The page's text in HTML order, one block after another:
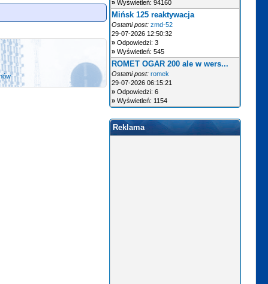
»Wyświetleń: 94160
Mińsk 125 reaktywacja
Ostatni post: zmd-52
29-07-2026 12:50:32
»Odpowiedzi: 3
»Wyświetleń: 545
ROMET OGAR 200 ale w wers...
Ostatni post: romek
29-07-2026 06:15:21
»Odpowiedzi: 6
»Wyświetleń: 1154
Reklama